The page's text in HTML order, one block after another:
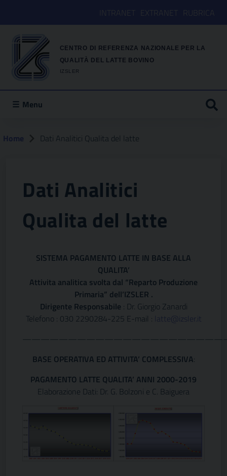
INTRANET EXTRANET RUBRICA
CENTRO DI REFERENZA NAZIONALE PER LA
QUALITÀ DEL LATTE BOVINO
IZSLER
Menu
Home Dati Analitici Qualita del latte
Dati Analitici
Qualita del latte
SISTEMA PAGAMENTO LATTE IN BASE ALLA
QUALITA’
Attivita analitica svolta dal “Reparto Produzione
Primaria” dell’IZSLER .
Dirigente Responsabile : Dr. Giorgio Zanardi
Telefono : 030 2290284-225 E-mail :
latte@izsler.it
BASE OPERATIVA ED ATTIVITA’ COMPLESSIVA:
PAGAMENTO LATTE QUALITA’ ANNI 2000-2019
Elaborazione Dati: Dr. G. Bolzoni e C. Baiguera